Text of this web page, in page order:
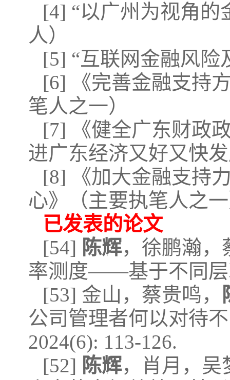
[4] “以广州为视角的
人）
[5] “互联网金融风险
[6] 《完善金融支持
笔人之一）
[7] 《健全广东财政
进广东经济又好又快
[8] 《加大金融支持
心》（主要执笔人之
已发表的论文
[54] 陈辉，徐鹏瀚，
率测度——基于不同层
[53] 金山，蔡贵鸣，
公司管理者何以对待
2024(6): 113-126.
[52] 陈辉，肖月，吴